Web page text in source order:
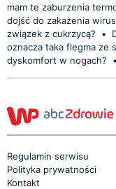
mam te zaburzenia
dojść do zakażenia
związek z cukrzycą?
•
oznacza taka flegma ze
dyskomfort w nogach?
•
Regulamin serwisu
Polityka prywatności
Kontakt